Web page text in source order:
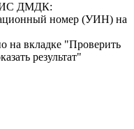
ДМДК:
номер (УИН) на
на вкладке "Проверить
результат"